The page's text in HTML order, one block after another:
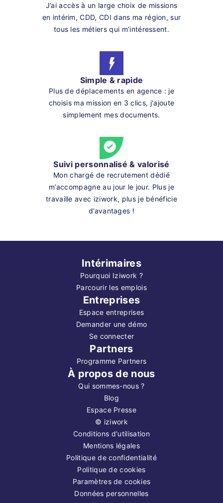
J’ai accès à un large choix de missions
en intérim, CDD, CDI dans ma région, sur
tous les métiers qui m’intéressent.
Simple & rapide
Plus de déplacements en agence : je
choisis ma mission en 3 clics, j'ajoute
simplement mes documents.
Suivi personnalisé & valorisé
Mon chargé de recrutement dédié
m’accompagne au jour le jour. Plus je
travaille avec iziwork, plus je bénéficie
d’avantages !
Intérimaires
Pourquoi Iziwork ?
Parcourir les emplois
Entreprises
Espace entreprises
Demander une démo
Se connecter
Partners
Programme Partners
À propos de nous
Qui sommes-nous ?
Blog
Espace Presse
© iziwork
Conditions d'utilisation
Mentions légales
Politique de confidentialité
Politique de cookies
Paramètres de cookies
Données personnelles